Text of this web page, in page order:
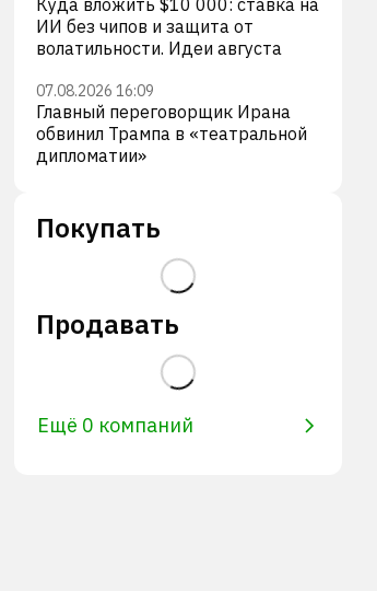
Куда вложить $10 000: ставка на
ИИ без чипов и защита от
волатильности. Идеи августа
07.08.2026 16:09
Главный переговорщик Ирана
обвинил Трампа в «театральной
дипломатии»
Покупать
Продавать
Ещё 0 компаний